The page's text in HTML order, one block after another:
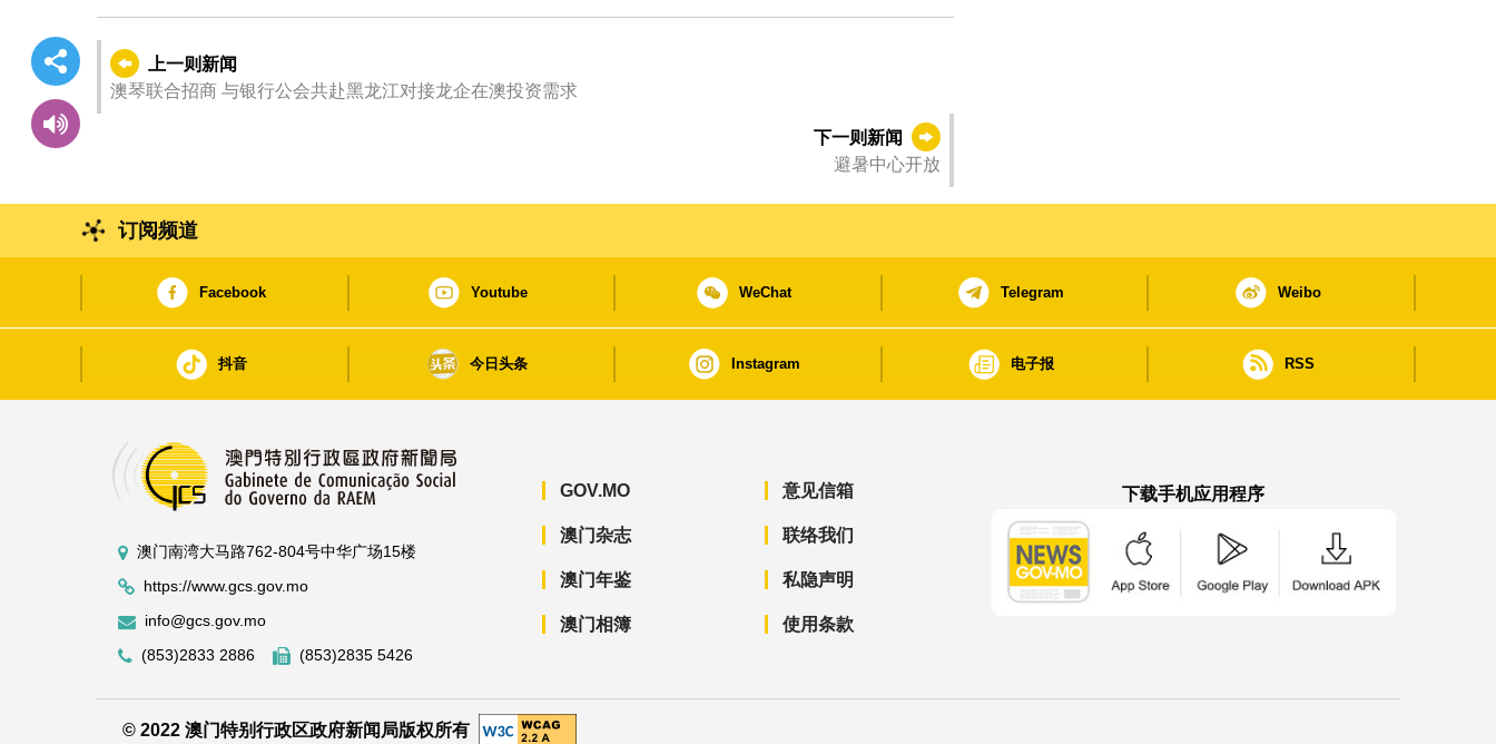
上一则新闻
澳琴联合招商 与银行公会共赴黑龙江对接龙企在澳投资需求
下一则新闻
避暑中心开放
订阅频道
Facebook Youtube WeChat Telegram Weibo
抖音 今日头条 Instagram 电子报 RSS
澳门南湾大马路762-804号中华广场15楼
https://www.gcs.gov.mo
info@gcs.gov.mo
(853)2833 2886
(853)2835 5426
GOV.MO
澳门杂志
澳门年鉴
澳门相簿
意见信箱
联络我们
私隐声明
使用条款
下载手机应用程序
© 2022 澳门特别行政区政府新闻局版权所有